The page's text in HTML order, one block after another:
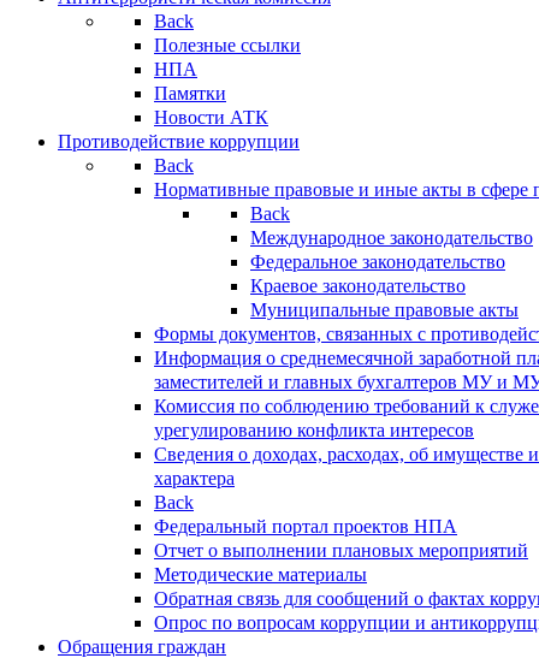
Back
Полезные ссылки
НПА
Памятки
Новости АТК
Противодействие коррупции
Back
Нормативные правовые и иные акты в сфере
Back
Международное законодательство
Федеральное законодательство
Краевое законодательство
Муниципальные правовые акты
Формы документов, связанных с
Информация о среднемесячной заработной
заместителей и главных бухгалтеров МУ и
Комиссия по соблюдению требований к
урегулированию конфликта интересов
Сведения о доходах, расходах, об имуществе
характера
Back
Федеральный портал проектов НПА
Отчет о выполнении плановых мероприятий
Методические материалы
Обратная связь для сообщений о фактах
Опрос по вопросам коррупции и
Обращения граждан